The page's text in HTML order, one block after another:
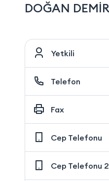
DOĞAN
Yetkili
Telefon
Fax
Cep Telefonu
Cep Telefonu 2